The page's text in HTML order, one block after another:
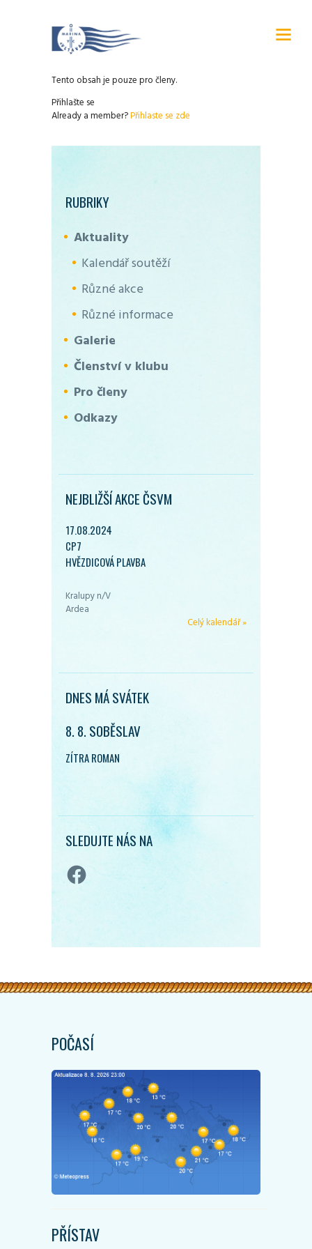
Tento obsah je pouze pro členy.
Přihlašte se
Already a member?Přihlaste se zde
RUBRIKY
Aktuality
Kalendář soutěží
Různé akce
Různé informace
Galerie
Členství v klubu
Pro členy
Odkazy
NEJBLIŽŠÍ AKCE ČSVM
17.08.2024
CP7
HVĚZDICOVÁ PLAVBA
Kralupy n/V
Ardea
Celý kalendář »
DNES MÁ SVÁTEK
8. 8. SOBĚSLAV
ZÍTRA ROMAN
SLEDUJTE NÁS NA
Facebook
POČASÍ
PŘÍSTAV